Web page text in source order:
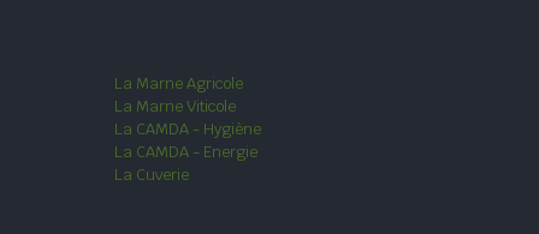
La Marne Agricole
La Marne Viticole
La CAMDA - Hygiène
La CAMDA - Energie
La Cuverie